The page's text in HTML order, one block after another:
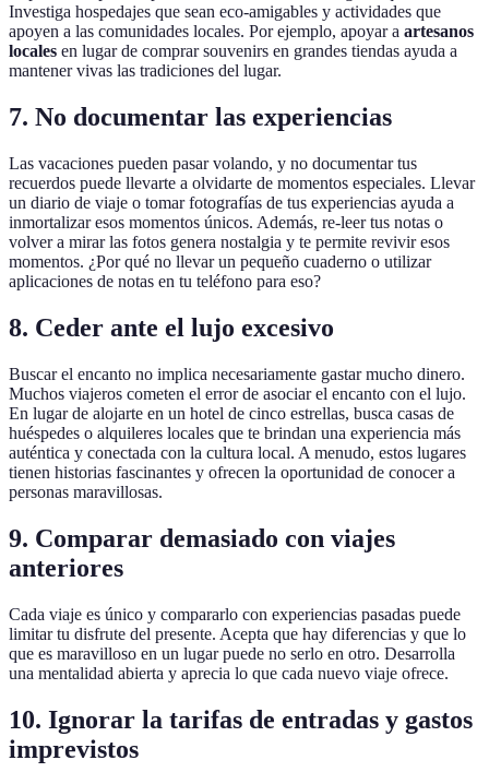
Investiga hospedajes que sean eco-amigables y actividades que
apoyen a las comunidades locales. Por ejemplo, apoyar a artesanos
locales en lugar de comprar souvenirs en grandes tiendas ayuda a
mantener vivas las tradiciones del lugar.
7. No documentar las experiencias
Las vacaciones pueden pasar volando, y no documentar tus
recuerdos puede llevarte a olvidarte de momentos especiales. Llevar
un diario de viaje o tomar fotografías de tus experiencias ayuda a
inmortalizar esos momentos únicos. Además, re-leer tus notas o
volver a mirar las fotos genera nostalgia y te permite revivir esos
momentos. ¿Por qué no llevar un pequeño cuaderno o utilizar
aplicaciones de notas en tu teléfono para eso?
8. Ceder ante el lujo excesivo
Buscar el encanto no implica necesariamente gastar mucho dinero.
Muchos viajeros cometen el error de asociar el encanto con el lujo.
En lugar de alojarte en un hotel de cinco estrellas, busca casas de
huéspedes o alquileres locales que te brindan una experiencia más
auténtica y conectada con la cultura local. A menudo, estos lugares
tienen historias fascinantes y ofrecen la oportunidad de conocer a
personas maravillosas.
9. Comparar demasiado con viajes
anteriores
Cada viaje es único y compararlo con experiencias pasadas puede
limitar tu disfrute del presente. Acepta que hay diferencias y que lo
que es maravilloso en un lugar puede no serlo en otro. Desarrolla
una mentalidad abierta y aprecia lo que cada nuevo viaje ofrece.
10. Ignorar la tarifas de entradas y gastos
imprevistos